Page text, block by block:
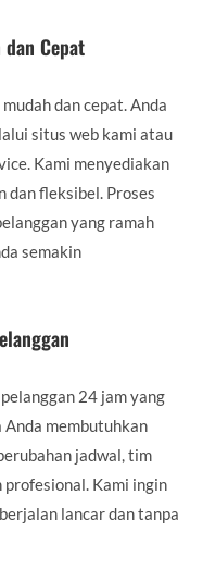
dan Cepat
dan cepat. Anda
situs web kami atau
Kami menyediakan
dan fleksibel. Proses
yang ramah
semakin
24 jam yang
Anda membutuhkan
jadwal, tim
profesional. Kami ingin
lancar dan tanpa